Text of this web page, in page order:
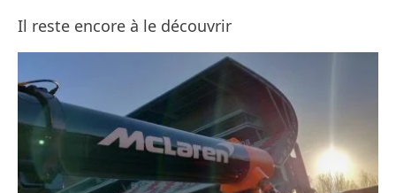
Il reste encore à le découvrir